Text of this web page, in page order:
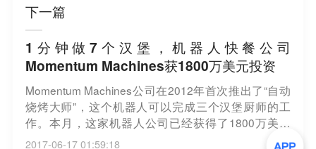
下一篇
1分钟做7个汉堡，机器人快餐公司
Momentum Machines获1800万美元投资
Momentum Machines公司在2012年首次推出了“自动
烧烤大师”，这个机器人可以完成三个汉堡厨师的工
作。本月，这家机器人公司已经获得了1800万美元
（折合1400万英镑）的风险投资。Momentum Machi
2017-06-17 01:59:18